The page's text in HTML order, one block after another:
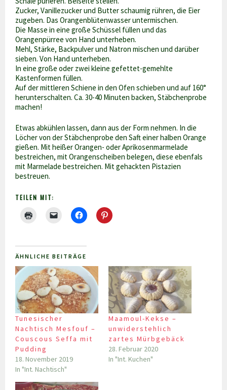
Zucker, Vanillezucker und Butter schaumig rühren, die Eier
zugeben. Das Orangenblütenwasser untermischen.
Die Masse in eine große Schüssel füllen und das
Orangenpürree von Hand unterheben.
Mehl, Stärke, Backpulver und Natron mischen und darüber
sieben. Von Hand unterheben.
In eine große oder zwei kleine gefettet-gemehlte
Kastenformen füllen.
Auf der mittleren Schiene in den Ofen schieben und auf 160°
herunterschalten. Ca. 30-40 Minuten backen, Stäbchenprobe
machen!
Etwas abkühlen lassen, dann aus der Form nehmen. In die
Löcher von der Stäbchenprobe den Saft einer halben Orange
gießen. Mit heißer Orangen- oder Aprikosenmarmelade
bestreichen, mit Orangenscheiben belegen, diese ebenfals
mit Marmelade bestreichen. Mit gehackten Pistazien
bestreuen.
TEILEN MIT:
ÄHNLICHE BEITRÄGE
Tunesischer
Nachtisch Mesfouf –
Couscous Seffa mit
Pudding
18. November 2019
In "Int. Nachtisch"
Maamoul-Kekse –
unwiderstehlich
zartes Mürbgebäck
28. Februar 2020
In "Int. Kuchen"